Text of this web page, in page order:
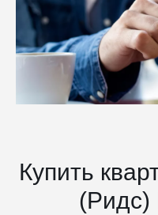
Купить
(Ридс)